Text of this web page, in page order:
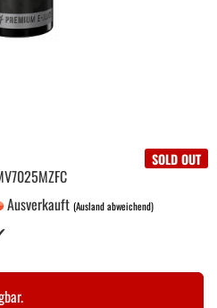
SOLD OUT
Ausverkauft(Ausland abweichend)